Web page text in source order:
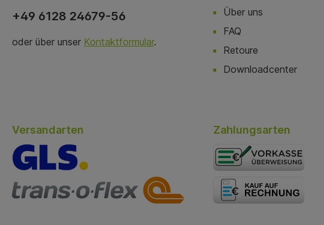
+49 6128 24679-56
oder über unser Kontaktformular.
Über uns
FAQ
Retoure
Downloadcenter
Versandarten Zahlungsarten